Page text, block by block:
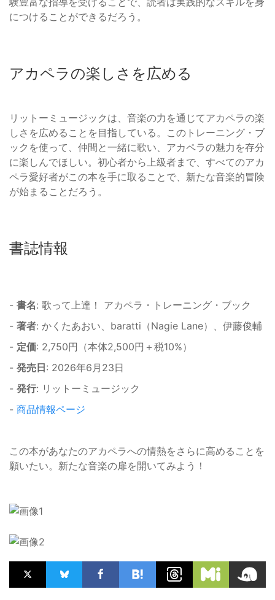
につけることができるだろう。
アカペラの楽しさを広める
リットーミュージックは、音楽の力を通じてアカペラの楽
しさを広めることを目指している。このトレーニング・ブ
ックを使って、仲間と一緒に歌い、アカペラの魅力を存分
に楽しんでほしい。初心者から上級者まで、すべてのアカ
ペラ愛好者がこの本を手に取ることで、新たな音楽的冒険
が始まることだろう。
書誌情報
- 書名: 歌って上達！ アカペラ・トレーニング・ブック
- 著者: かくたあおい、baratti（Nagie Lane）、伊藤俊輔
- 定価: 2,750円（本体2,500円＋税10%）
- 発売日 : 2026年6月23日
- 発行: リットーミュージック
- 商品情報ページ
この本があなたのアカペラへの情熱をさらに高めることを
願いたい。新たな音楽の扉を開いてみよう！